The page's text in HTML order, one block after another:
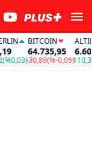
BITCOIN
64.735,95
-30,89(%-0,05)
ALTIN
110,39